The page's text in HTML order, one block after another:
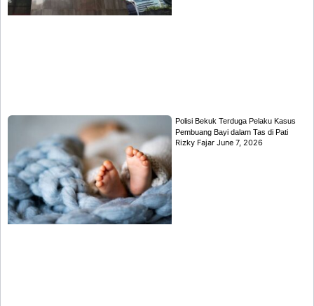
Polisi Bekuk Terduga Pelaku Kasus
Pembuang Bayi dalam Tas di Pati
Rizky FajarJune 7, 2026